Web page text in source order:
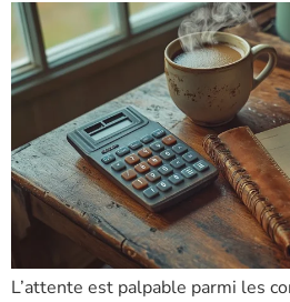
L’attente est palpable parmi les